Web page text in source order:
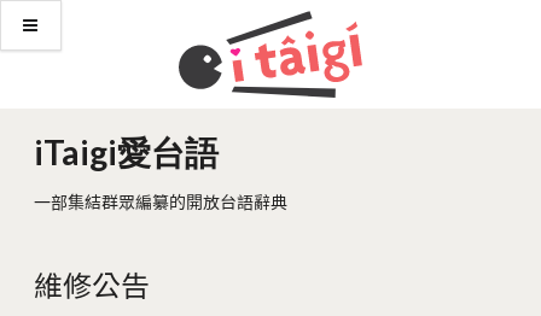
iTaigi愛台語
一部集結群眾編纂的開放台語辭典
維修公告